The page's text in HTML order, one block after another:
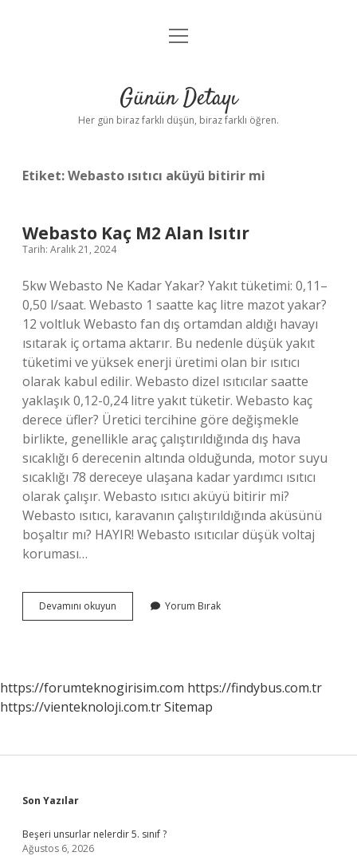
Anasayfa
Yasal Uyarı
menüyü
Günün Detayı
Her gün biraz farklı düşün, biraz farklı öğren.
Etiket:Webasto ısıtıcı aküyü bitirir mi
Webasto Kaç M2 Alan Isıtır
Tarih: Aralık 21, 2024
5kw Webasto Ne Kadar Yakar? Yakıt tüketimi: 0,11–
0,50 l/saat. Webasto 1 saatte kaç litre mazot yakar?
12 voltluk Webasto fan dış ortamdan aldığı havayı
ısıtarak iç ortama aktarır. Bu nedenle düşük yakıt
tüketimi ve yüksek enerji üretimi olan bir ısıtıcı
olarak kabul edilir. Webasto dizel ısıtıcılar saatte
yaklaşık 0,12-0,24 litre yakıt tüketir. Webasto kaç
derece üfler? Üretici tercihine göre değişmekle
birlikte, genellikle araç çalıştırıldığında dış hava
sıcaklığı 6 derecenin altında olduğunda, motor suyu
sıcaklığı 78 dereceye ulaşana kadar yardımcı ısıtıcı
olarak çalışır. Webasto ısıtıcı aküyü bitirir mi?
Webasto ısıtıcı, karavanın çalıştırıldığında aküsünü
boşaltır mı? HAYIR! Webasto ısıtıcılar düşük voltaj
koruması…
Devamını okuyun Webasto
Kaç
Yorum Bırak
https://forumteknogirisim.com https://findybus.com.tr
https://vienteknoloji.com.trSitemap
Sidebar
Son Yazılar
Beşeri unsurlar nelerdir 5. sınıf ?
Ağustos 6, 2026